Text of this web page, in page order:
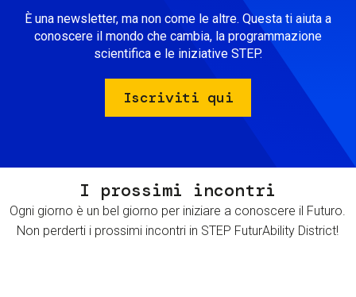
È una newsletter, ma non come le altre. Questa ti aiuta a
conoscere il mondo che cambia, la programmazione
scientifica e le iniziative STEP.
Iscriviti qui
I prossimi incontri
Ogni giorno è un bel giorno per iniziare a conoscere il Futuro.
Non perderti i prossimi incontri in STEP FuturAbility District!